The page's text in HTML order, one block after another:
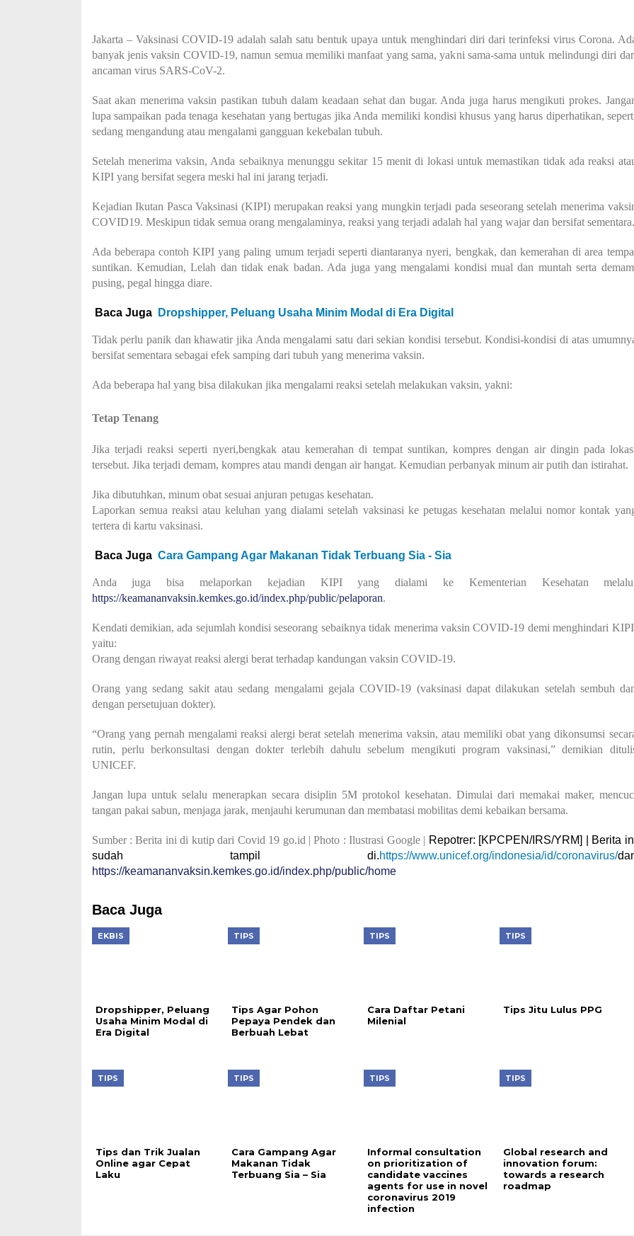
Jakarta – Vaksinasi COVID-19 adalah salah satu bentuk upaya untuk menghindari diri dari terinfeksi virus Corona.
banyak jenis vaksin COVID-19, namun semua memiliki manfaat yang sama, yakni sama-sama untuk melindungi diri
ancaman virus SARS-CoV-2.
Saat akan menerima vaksin pastikan tubuh dalam keadaan sehat dan bugar. Anda juga harus mengikuti prokes.
lupa sampaikan pada tenaga kesehatan yang bertugas jika Anda memiliki kondisi khusus yang harus diperhatikan,
sedang mengandung atau mengalami gangguan kekebalan tubuh.
Setelah menerima vaksin, Anda sebaiknya menunggu sekitar 15 menit di lokasi untuk memastikan tidak ada reaksi
KIPI yang bersifat segera meski hal ini jarang terjadi.
Kejadian Ikutan Pasca Vaksinasi (KIPI) merupakan reaksi yang mungkin terjadi pada seseorang setelah menerima
COVID19. Meskipun tidak semua orang mengalaminya, reaksi yang terjadi adalah hal yang wajar dan bersifat sementara.
Ada beberapa contoh KIPI yang paling umum terjadi seperti diantaranya nyeri, bengkak, dan kemerahan di area
suntikan. Kemudian, Lelah dan tidak enak badan. Ada juga yang mengalami kondisi mual dan muntah serta
pusing, pegal hingga diare.
Baca Juga Dropshipper, Peluang Usaha Minim Modal di Era Digital
Tidak perlu panik dan khawatir jika Anda mengalami satu dari sekian kondisi tersebut. Kondisi-kondisi di atas
bersifat sementara sebagai efek samping dari tubuh yang menerima vaksin.
Ada beberapa hal yang bisa dilakukan jika mengalami reaksi setelah melakukan vaksin, yakni:
Tetap Tenang
Jika terjadi reaksi seperti nyeri,bengkak atau kemerahan di tempat suntikan, kompres dengan air dingin pada
tersebut. Jika terjadi demam, kompres atau mandi dengan air hangat. Kemudian perbanyak minum air putih dan istirahat.
Jika dibutuhkan, minum obat sesuai anjuran petugas kesehatan.
Laporkan semua reaksi atau keluhan yang dialami setelah vaksinasi ke petugas kesehatan melalui nomor kontak
tertera di kartu vaksinasi.
Baca Juga Cara Gampang Agar Makanan Tidak Terbuang Sia - Sia
Anda juga bisa melaporkan kejadian KIPI yang dialami ke Kementerian Kesehatan
https://keamananvaksin.kemkes.go.id/index.php/public/pelaporan.
Kendati demikian, ada sejumlah kondisi seseorang sebaiknya tidak menerima vaksin COVID-19 demi menghindari
yaitu:
Orang dengan riwayat reaksi alergi berat terhadap kandungan vaksin COVID-19.
Orang yang sedang sakit atau sedang mengalami gejala COVID-19 (vaksinasi dapat dilakukan setelah sembuh
dengan persetujuan dokter).
“Orang yang pernah mengalami reaksi alergi berat setelah menerima vaksin, atau memiliki obat yang dikonsumsi
rutin, perlu berkonsultasi dengan dokter terlebih dahulu sebelum mengikuti program vaksinasi,” demikian
UNICEF.
Jangan lupa untuk selalu menerapkan secara disiplin 5M protokol kesehatan. Dimulai dari memakai maker,
tangan pakai sabun, menjaga jarak, menjauhi kerumunan dan membatasi mobilitas demi kebaikan bersama.
Sumber : Berita ini di kutip dari Covid 19 go.id | Photo : Ilustrasi Google | Repotrer: [KPCPEN/IRS/YRM] | Berita
sudah tampil di.https://www.unicef.org/indonesia/id/coronavirus/
https://keamananvaksin.kemkes.go.id/index.php/public/home
Baca Juga
EKBIS
Dropshipper, Peluang
Usaha Minim Modal di
Era Digital
TIPS
Tips Agar Pohon
Pepaya Pendek dan
Berbuah Lebat
TIPS
Cara Daftar Petani
Milenial
TIPS
Tips Jitu Lulus PPG
TIPS
Tips dan Trik Jualan
Online agar Cepat
Laku
TIPS
Cara Gampang Agar
Makanan Tidak
Terbuang Sia – Sia
TIPS
Informal consultation
on prioritization of
candidate vaccines
agents for use in novel
coronavirus 2019
infection
TIPS
Global research and
innovation forum:
towards a research
roadmap